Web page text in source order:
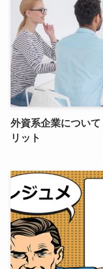
外資系企業につい
リット